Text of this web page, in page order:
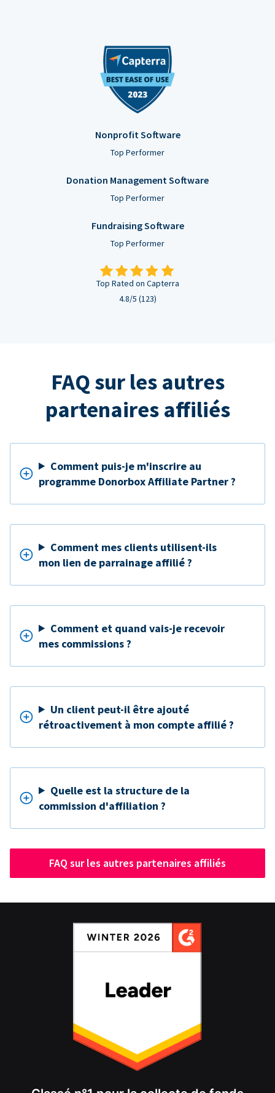
Nonprofit Software
Top Performer
Donation Management Software
Top Performer
Fundraising Software
Top Performer
Top Rated on Capterra
4.8/5 (123)
FAQ sur les autres
partenaires affiliés
Comment puis-je m'inscrire au
programme Donorbox Affiliate Partner ?
Comment mes clients utilisent-ils
mon lien de parrainage affilié ?
Comment et quand vais-je recevoir
mes commissions ?
Un client peut-il être ajouté
rétroactivement à mon compte affilié ?
Quelle est la structure de la
commission d'affiliation ?
FAQ sur les autres partenaires affiliés